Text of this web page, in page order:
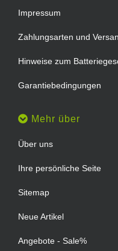
Impressum
Zahlungsarten und
Hinweise zum
Garantiebedingungen
Mehr über
Über uns
Ihre persönliche Seite
Sitemap
Neue Artikel
Angebote - Sale%